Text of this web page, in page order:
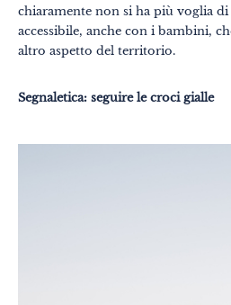
chiaramente non si ha più voglia di
accessibile, anche con i bambini,
altro aspetto del territorio.
Segnaletica: seguire le croci gialle